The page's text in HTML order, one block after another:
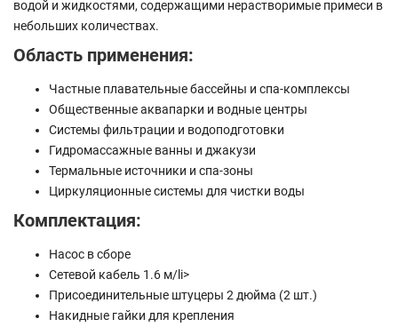
водой и жидкостями, содержащими нерастворимые примеси в
небольших количествах.
Область применения:
Частные плавательные бассейны и спа-комплексы
Общественные аквапарки и водные центры
Системы фильтрации и водоподготовки
Гидромассажные ванны и джакузи
Термальные источники и спа-зоны
Циркуляционные системы для чистки воды
Комплектация:
Насос в сборе
Сетевой кабель 1.6 м/li>
Присоединительные штуцеры 2 дюйма (2 шт.)
Накидные гайки для крепления